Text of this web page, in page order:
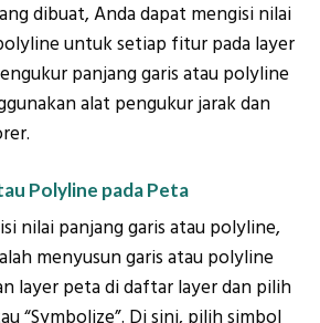
dibuat, Anda dapat mengisi nilai
untuk setiap fitur pada layer
panjang garis atau polyline
alat pengukur jarak dan
Polyline pada Peta
nilai panjang garis atau polyline,
menyusun garis atau polyline
layer peta di daftar layer dan pilih